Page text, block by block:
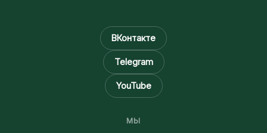
ВКонтакте
Telegram
YouTube
МЫ